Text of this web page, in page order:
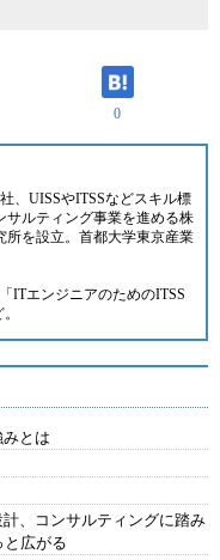
0
、UISSやITSSなどスキル標
サルティング事業を進める株
所を設立。首都大学東京産業
ITエンジニアのためのITSS
とは
、コンサルティングに踏み
広がる